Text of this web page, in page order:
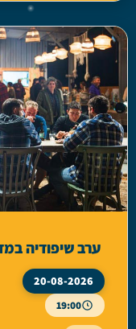
ערב שיפודיה במדבר
20-08-2026
19:00